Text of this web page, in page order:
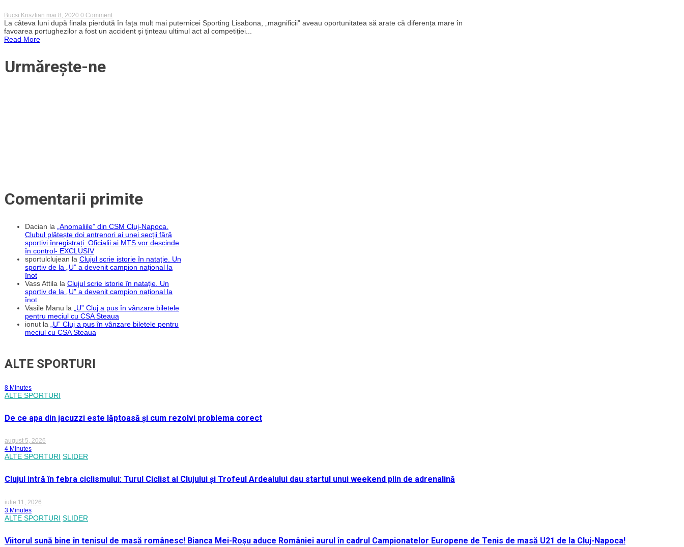
Bucsi Krisztian mai 8, 2020 0 Commenton
REMEMBER:
Potaissa
Turda
La câteva luni după finala pierdută în fața mult mai puternicei Sporting Lisabona, „magnificii” aveau oportunitatea să arate că diferența mare în
favoarea portughezilor a fost un accident și ținteau ultimul act al competiției...
Read More
Urmărește-ne
Comentarii primite
Dacian la
„Anomaliile” din CSM Cluj-Napoca.
Clubul plătește doi antrenori ai unei secții fără
sportivi înregistrați. Oficialii ai MTS vor descinde
în control- EXCLUSIV
sportulclujean la Clujul scrie istorie în natație. Un
sportiv de la „U” a devenit campion național la
înot
Vass Attila la Clujul scrie istorie în natație. Un
sportiv de la „U” a devenit campion național la
înot
Vasile Manu la
„U” Cluj a pus în vânzare biletele
pentru meciul cu CSA Steaua
ionut la
„U” Cluj a pus în vânzare biletele pentru
meciul cu CSA Steaua
ALTE SPORTURI
8 Minutes
ALTE SPORTURI
De ce apa din jacuzzi este lăptoasă și cum rezolvi problema corect
august 5, 2026
4 Minutes
ALTE SPORTURI SLIDER
Clujul intră în febra ciclismului: Turul Ciclist al Clujului și Trofeul Ardealului dau startul unui weekend plin de adrenalină
iulie 11, 2026
3 Minutes
ALTE SPORTURI SLIDER
Viitorul sună bine în tenisul de masă românesc! Bianca Mei-Roșu aduce României aurul în cadrul Campionatelor Europene de Tenis de masă U21 de la Cluj-Napoca!